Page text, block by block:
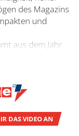
des Magazins
und
aus dem Jahr
der
DAS VIDEO AN